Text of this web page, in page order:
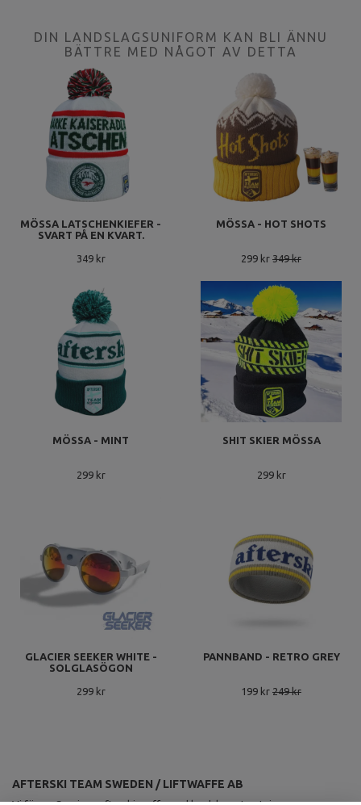
DIN LANDSLAGSUNIFORM KAN BLI ÄNNU
BÄTTRE MED NÅGOT AV DETTA
MÖSSA LATSCHENKIEFER -
SVART PÅ EN KVART.
349 kr
MÖSSA - HOT SHOTS
299 kr 349 kr
MÖSSA - MINT
299 kr
SHIT SKIER MÖSSA
299 kr
GLACIER SEEKER WHITE -
SOLGLASÖGON
299 kr
PANNBAND - RETRO GREY
199 kr 249 kr
AFTERSKI TEAM SWEDEN / LIFTWAFFE AB